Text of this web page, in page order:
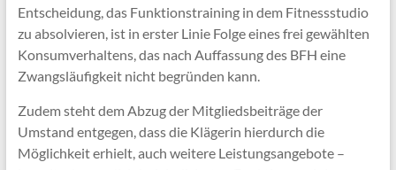
Entscheidung, das Funktionstraining in dem Fitnessstudio
zu absolvieren, ist in erster Linie Folge eines frei gewählten
Konsumverhaltens, das nach Auffassung des BFH eine
Zwangsläufigkeit nicht begründen kann.
Zudem steht dem Abzug der Mitgliedsbeiträge der
Umstand entgegen, dass die Klägerin hierdurch die
Möglichkeit erhielt, auch weitere Leistungsangebote –